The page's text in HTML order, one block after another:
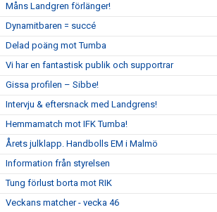
Måns Landgren förlänger!
Dynamitbaren = succé
Delad poäng mot Tumba
Vi har en fantastisk publik och supportrar
Gissa profilen – Sibbe!
Intervju & eftersnack med Landgrens!
Hemmamatch mot IFK Tumba!
Årets julklapp. Handbolls EM i Malmö
Information från styrelsen
Tung förlust borta mot RIK
Veckans matcher - vecka 46